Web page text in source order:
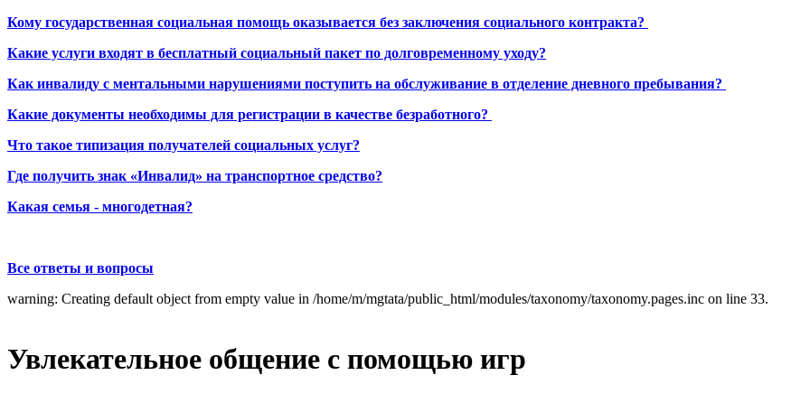
Кому государственная социальная помощь оказывается без заключения социального контракта?
Какие услуги входят в бесплатный социальный пакет по долговременному уходу?
Как инвалиду с ментальными нарушениями поступить на обслуживание в отделение дневного пребывания?
Какие документы необходимы для регистрации в качестве безработного?
Что такое типизация получателей социальных услуг?
Где получить знак «Инвалид» на транспортное средство?
Какая семья - многодетная?
Все ответы и вопросы
warning: Creating default object from empty value in /home/m/mgtata/public_html/modules/taxonomy/taxonomy.pages.inc on line 33.
Увлекательное общение с помощью игр